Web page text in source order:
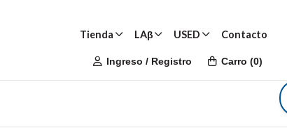
Tienda LAβ USED Contacto
Ingreso / Registro Carro (0)